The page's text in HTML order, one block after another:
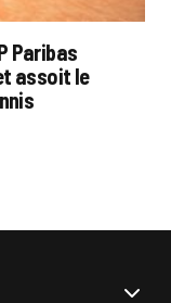
Paribas
assoit le